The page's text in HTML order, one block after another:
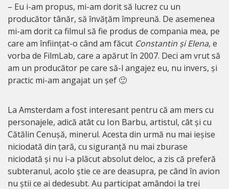
– Eu i-am propus, mi-am dorit să lucrez cu un
producător tânăr, să învățăm împreună. De asemenea
mi-am dorit ca filmul să fie produs de compania mea, pe
care am înființat-o când am făcut Constantin și Elena, e
vorba de FilmLab, care a apărut în 2007. Deci am vrut să
am un producător pe care să-l angajez eu, nu invers, și
practic mi-am angajat un șef 🙂
La Amsterdam a fost interesant pentru că am mers cu
personajele, adică atât cu Ion Barbu, artistul, cât și cu
Cătălin Cenușă, minerul. Acesta din urmă nu mai ieșise
niciodată din țară, cu siguranță nu mai zburase
niciodată și nu i-a plăcut absolut deloc, a zis că preferă
subteranul, acolo știe ce are deasupra, pe când în avion
nu știi ce ai dedesubt. Au participat amândoi la trei